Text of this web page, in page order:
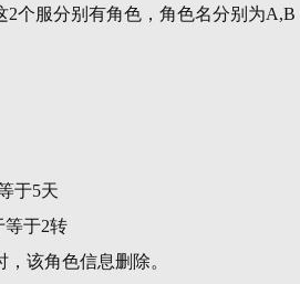
2个服分别有角色，角色名分别为
于5天
等于2转
该角色信息删除。